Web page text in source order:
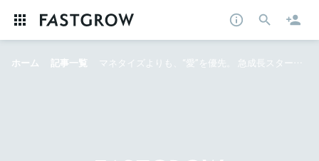
ホーム 記事一覧 マネタイズよりも、“愛”を優先。 急成長スタートアップ3社が語る、勝てるコミュニティサービスを生むためのポイント